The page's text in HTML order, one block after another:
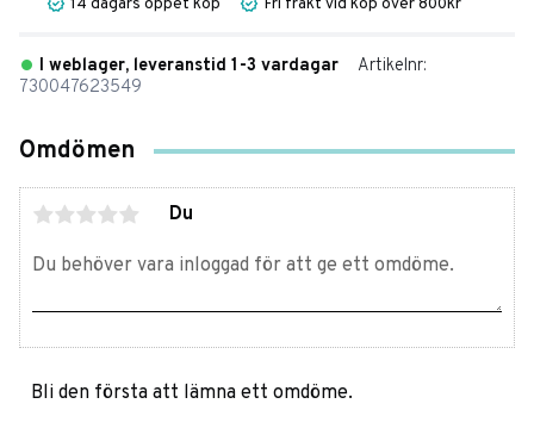
I weblager, leveranstid 1-3 vardagar
Artikelnr
730047623549
Omdömen
Du
Bli den första att lämna ett omdöme.